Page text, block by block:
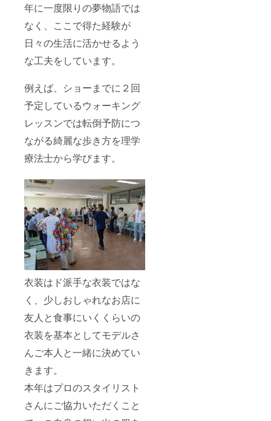
年に一度限りの夢物語では
なく、ここで得た経験が
日々の生活に活かせるよう
な工夫をしています。
例えば、ショーまでに２回
予定しているウォーキング
レッスンでは転倒予防につ
ながる綺麗な歩き方を理学
療法士から学びます。
衣装はド派手な衣装ではな
く、少しおしゃれなお店に
友人と食事にいくくらいの
衣装を基本としてモデルさ
んご本人と一緒に決めてい
きます。
本年はプロのスタイリスト
さんにご協力いただくこと